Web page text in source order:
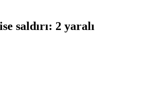
saldırı: 2 yaralı